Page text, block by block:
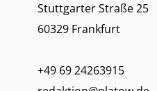
Stuttgarter Straße 25
60329 Frankfurt
+49 69 24263915